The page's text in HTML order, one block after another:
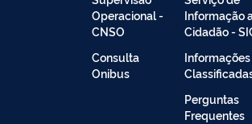
Operacional -
CNSO
Consulta
Onibus
Informação
Cidadão -
Informações
Perguntas
Frequentes